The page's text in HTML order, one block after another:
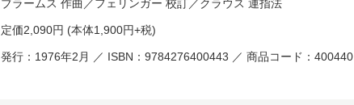
ブラームス 作曲／フェリンガー 校訂／クラウス 運指法
定価2,090円 (本体1,900円+税)
発行：1976年2月 ／ ISBN：9784276400443 ／ 商品コード：400440